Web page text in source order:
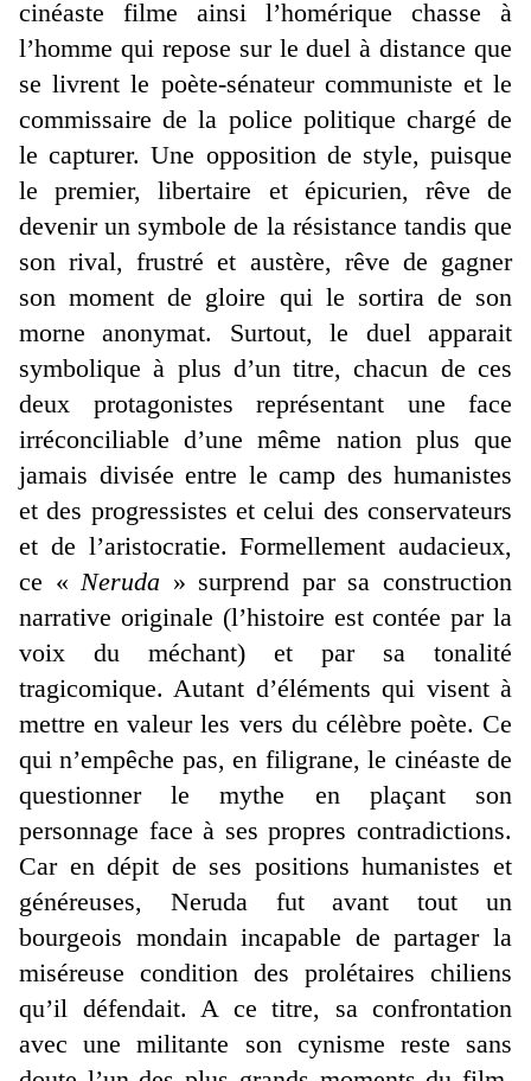
cinéaste filme ainsi l’homérique chasse à
l’homme qui repose sur le duel à distance que
se livrent le poète-sénateur communiste et le
commissaire de la police politique chargé de
le capturer. Une opposition de style, puisque
le premier, libertaire et épicurien, rêve de
devenir un symbole de la résistance tandis que
son rival, frustré et austère, rêve de gagner
son moment de gloire qui le sortira de son
morne anonymat. Surtout, le duel apparait
symbolique à plus d’un titre, chacun de ces
deux protagonistes représentant une face
irréconciliable d’une même nation plus que
jamais divisée entre le camp des humanistes
et des progressistes et celui des conservateurs
et de l’aristocratie. Formellement audacieux,
ce «Neruda » surprend par sa construction
narrative originale (l’histoire est contée par la
voix du méchant) et par sa tonalité
tragicomique. Autant d’éléments qui visent à
mettre en valeur les vers du célèbre poète. Ce
qui n’empêche pas, en filigrane, le cinéaste de
questionner le mythe en plaçant son
personnage face à ses propres contradictions.
Car en dépit de ses positions humanistes et
généreuses, Neruda fut avant tout un
bourgeois mondain incapable de partager la
miséreuse condition des prolétaires chiliens
qu’il défendait. A ce titre, sa confrontation
avec une militante son cynisme reste sans